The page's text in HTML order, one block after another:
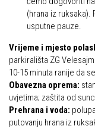
(hrana iz ruksaka).
usputne pauze.
Vrijeme i mjesto
parkirališta ZG
10-15 minuta ranije da
Obavezna oprema:
uvjetima; zaštita od
Prehrana i voda:
putovanju hrana iz